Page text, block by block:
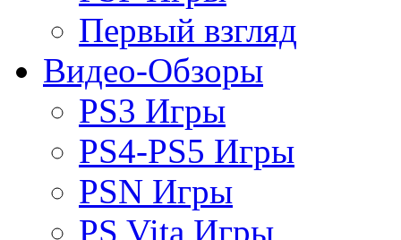
Первый взгляд
Видео-Обзоры
PS3 Игры
PS4-PS5 Игры
PSN Игры
PS Vita Игры